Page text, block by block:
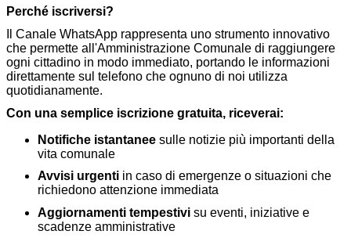
Perché iscriversi?
Il Canale WhatsApp rappresenta uno strumento innovativo
che permette all'Amministrazione Comunale di raggiungere
ogni cittadino in modo immediato, portando le informazioni
direttamente sul telefono che ognuno di noi utilizza
quotidianamente.
Con una semplice iscrizione gratuita, riceverai:
Notifiche istantanee sulle notizie più importanti della
vita comunale
Avvisi urgenti in caso di emergenze o situazioni che
richiedono attenzione immediata
Aggiornamenti tempestivi su eventi, iniziative e
scadenze amministrative